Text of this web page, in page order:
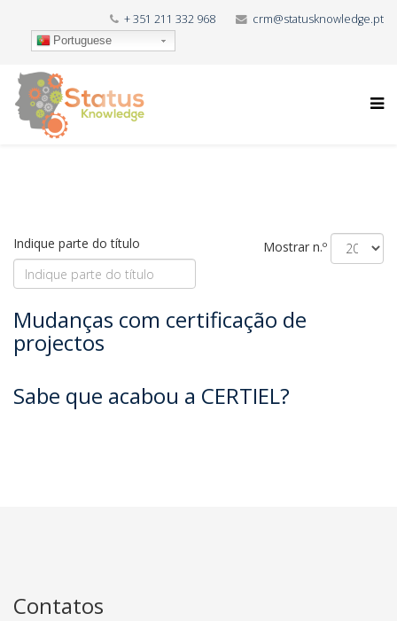
+ 351 211 332 968 crm@statusknowledge.pt
Portuguese
Indique parte do título Mostrar n.º
Mudanças com certificação de
projectos
Sabe que acabou a CERTIEL?
Contatos